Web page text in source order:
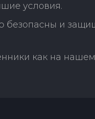
условия.
безопасны и
как на